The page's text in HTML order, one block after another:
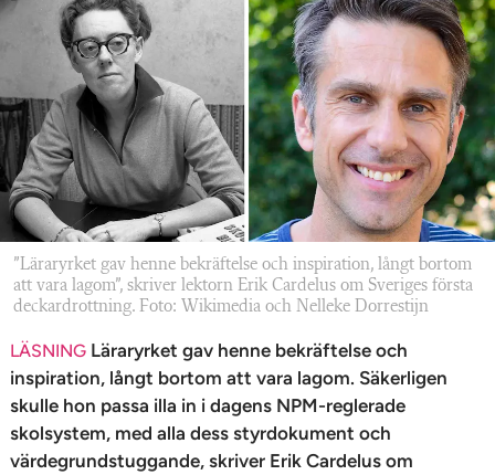
”Läraryrket gav henne bekräftelse och inspiration, långt bortom
att vara lagom”, skriver lektorn Erik Cardelus om Sveriges första
deckardrottning. Foto: Wikimedia och Nelleke Dorrestijn
LÄSNING Läraryrket gav henne bekräftelse och
inspiration, långt bortom att vara lagom. Säkerligen
skulle hon passa illa in i dagens NPM-reglerade
skolsystem, med alla dess styrdokument och
värdegrundstuggande, skriver Erik Cardelus om